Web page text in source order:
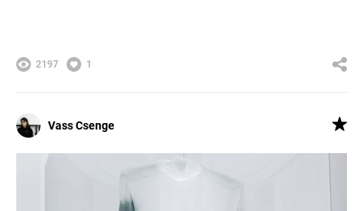
2197 1
Vass Csenge